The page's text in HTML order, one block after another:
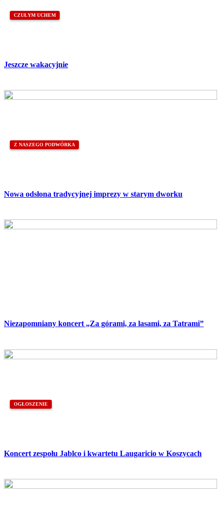
CZUŁYM UCHEM
Jeszcze wakacyjnie
Z NASZEGO PODWÓRKA
Nowa odsłona tradycyjnej imprezy w starym dworku
Niezapomniany koncert „Za górami, za lasami, za Tatrami”
OGŁOSZENIE
Koncert zespołu Jablco i kwartetu Laugaricio w Koszycach